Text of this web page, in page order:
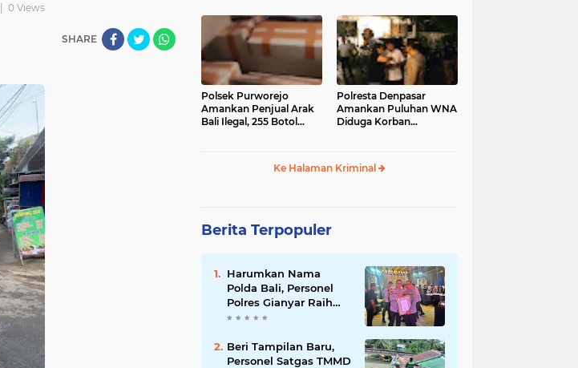
0Views
SHARE
Polsek Purworejo
Amankan Penjual Arak
Bali Ilegal, 255 Botol
Polresta Denpasar
Amankan Puluhan WNA
Diduga Korban
Ke Halaman Kriminal
Berita Terpopuler
Harumkan Nama
Polda Bali, Personel
Polres Gianyar Raih
Penghargaan
Beri Tampilan Baru,
Personel Satgas TMMD